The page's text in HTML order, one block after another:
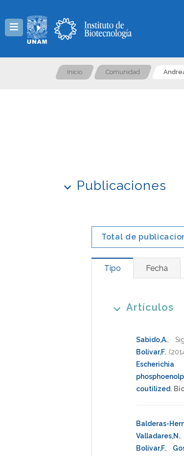
Inicio Comunidad
Publicaciones
Total de
Tipo Fecha
Artículos
Sabido,A.
Bolivar,F.
coutilized.
Balderas-
Valladares,N.
Bolivar,F.